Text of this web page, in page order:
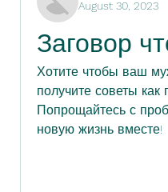
August 30, 2023
Заговор
Хотите чтобы ваш
получите советы как
Попрощайтесь с
новую жизнь вместе!